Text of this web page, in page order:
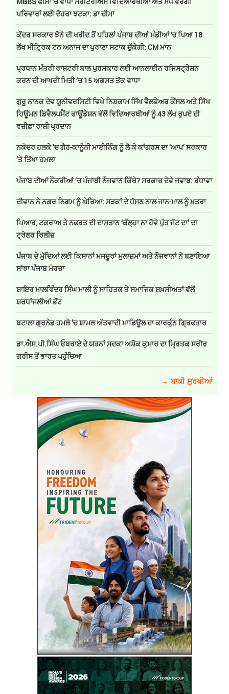
ਪਰਿਵਾਰਾਂ ਲਈ ਦੋਹਰਾ ਝਟਕਾ: ਡਾ ਚੀਮਾ
ਕੇਂਦਰ ਸਰਕਾਰ ਝੋਨੇ ਦੀ ਖਰੀਦ ਤੋਂ ਪਹਿਲਾਂ ਪੰਜਾਬ ਦੀਆਂ ਮੰਡੀਆਂ 'ਚ ਪਿਆ 18
ਲੱਖ ਮੀਟ੍ਰਿਕ ਟਨ ਅਨਾਜ ਦਾ ਪੁਰਾਣਾ ਸਟਾਕ ਚੁੱਕੇਗੀ: CM ਮਾਨ
ਪ੍ਰਧਾਨ ਮੰਤਰੀ ਰਾਸ਼ਟਰੀ ਬਾਲ ਪੁਰਸਕਾਰ ਲਈ ਆਨਲਾਈਨ ਰਜਿਸਟ੍ਰੇਸ਼ਨ
ਕਰਨ ਦੀ ਆਖਰੀ ਮਿਤੀ ’ਚ 15 ਅਗਸਤ ਤੱਕ ਵਾਧਾ
ਗੁਰੂ ਨਾਨਕ ਦੇਵ ਯੂਨੀਵਰਸਿਟੀ ਵਿਖੇ ਨਿਸ਼ਕਾਮ ਸਿੱਖ ਵੈਲਫੇਅਰ ਕੌਂਸਲ ਅਤੇ ਸਿੱਖ
ਹਿਊਮਨ ਡਿਵੈਲਪਮੈਂਟ ਫਾਊਂਡੇਸ਼ਨ ਵੱਲੋਂ ਵਿਦਿਆਰਥੀਆਂ ਨੂੰ 43 ਲੱਖ ਰੁਪਏ ਦੀ
ਵਜ਼ੀਫ਼ਾ ਰਾਸ਼ੀ ਪ੍ਰਦਾਨ
ਨਕੋਦਰ ਹਲਕੇ ’ਚ ਗੈਰ-ਕਾਨੂੰਨੀ ਮਾਈਨਿੰਗ ਨੂੰ ਲੈ ਕੇ ਕਾਂਗਰਸ ਦਾ ‘ਆਪ’ ਸਰਕਾਰ
’ਤੇ ਤਿੱਖਾ ਹਮਲਾ
ਪੰਜਾਬ ਦੀਆਂ ਨੌਕਰੀਆਂ ’ਚ ਪੰਜਾਬੀ ਨੌਜਵਾਨ ਕਿੱਥੇ? ਸਰਕਾਰ ਦੇਵੇ ਜਵਾਬ: ਰੰਧਾਵਾ
ਦੀਵਾਨ ਨੇ ਨਗਰ ਨਿਗਮ ਨੂੰ ਘੇਰਿਆ: ਸੜਕਾਂ ਦੇ ਧੱਸਣ ਨਾਲ ਜਾਨ-ਮਾਲ ਨੂੰ ਖ਼ਤਰਾ
ਪਿਆਰ, ਟਕਰਾਅ ਤੇ ਨਫ਼ਰਤ ਦੀ ਦਾਸਤਾਨ ‘ਕੱਲ੍ਹਾ ਨਾ ਹੋਵੇ ਪੁੱਤ ਜੱਟ ਦਾ’ ਦਾ
ਟ੍ਰੇਲਰ ਰਿਲੀਜ਼
ਪੰਜਾਬ ਦੇ ਮੁੱਦਿਆਂ ਲਈ ਕਿਸਾਨਾਂ ਮਜਦੂਰਾਂ ਮੁਲਾਜ਼ਮਾਂ ਅਤੇ ਨੌਜਵਾਨਾਂ ਨੇ ਬਣਾਇਆ
ਸਾਂਝਾ ਪੰਜਾਬ ਮੋਰਚਾ
ਸ਼ਾਇਰ ਮਾਲਵਿੰਦਰ ਸਿੰਘ ਮਾਲੀ ਨੂੰ ਸਾਹਿਤਕ ਤੇ ਸਮਾਜਿਕ ਸ਼ਖ਼ਸੀਅਤਾਂ ਵੱਲੋਂ
ਸ਼ਰਧਾਂਜਲੀਆਂ ਭੇਂਟ
ਬਟਾਲਾ ਗ੍ਰਨੇਡ ਹਮਲੇ ’ਚ ਸ਼ਾਮਲ ਅੱਤਵਾਦੀ ਮਾਡਿਊਲ ਦਾ ਕਾਰਕੁੰਨ ਗ੍ਰਿਫਤਾਰ
ਡਾ.ਐਸ.ਪੀ.ਸਿੰਘ ਓਬਰਾਏ ਦੇ ਯਤਨਾਂ ਸਦਕਾ ਅਸ਼ੋਕ ਕੁਮਾਰ ਦਾ ਮ੍ਰਿਤਕ ਸਰੀਰ
ਗਰੀਸ ਤੋਂ ਭਾਰਤ ਪਹੁੰਚਿਆ
→ ਬਾਕੀ ਸੁਰਖੀਆਂ